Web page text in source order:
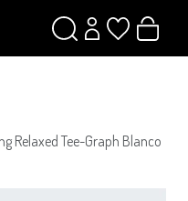
Relaxed Tee-Graph Blanco